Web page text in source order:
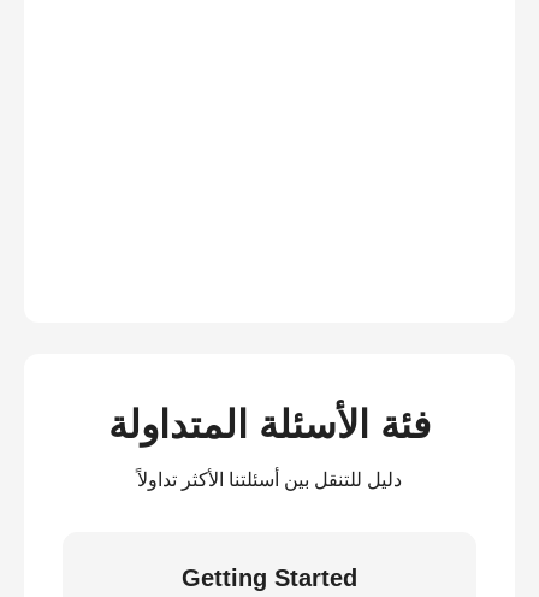
فئة الأسئلة المتداولة
دليل للتنقل بين أسئلتنا الأكثر تداولاً
Getting Started